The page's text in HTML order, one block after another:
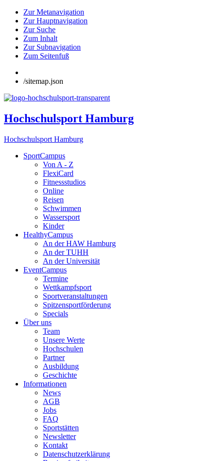
Zur Metanavigation
Zur Hauptnavigation
Zur Suche
Zum Inhalt
Zur Subnavigation
Zum Seitenfuß
/sitemap.json
Hochschulsport Hamburg
Hochschulsport Hamburg
SportCampus
Von A - Z
FlexiCard
Fitnessstudios
Online
Reisen
Schwimmen
Wassersport
Kinder
HealthyCampus
An der HAW Hamburg
An der TUHH
An der Universität
EventCampus
Termine
Wettkampfsport
Sportveranstaltungen
Spitzensportförderung
Specials
Über uns
Team
Unsere Werte
Hochschulen
Partner
Ausbildung
Geschichte
Informationen
News
AGB
Jobs
FAQ
Sportstätten
Newsletter
Kontakt
Datenschutzerklärung